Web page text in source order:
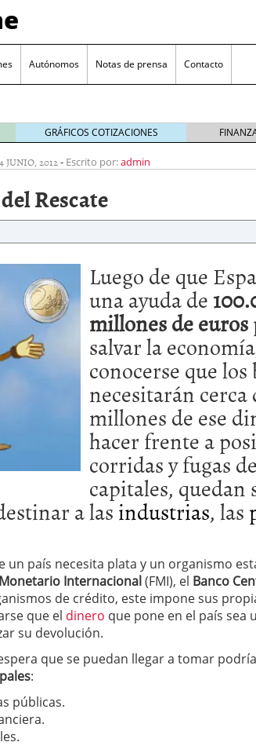
Autónomos Notas de prensa Contacto
una inversión rentable para las pymes que
tu negocio en un ecommerce exitoso junio 20,
de la Transformación Empresarial mayo
guía rápida para trasladar
2025
GRÁFICOS COTIZACIONES
JUNIO, 2012- Escrito por:admin
Rescate
Luego de que
una ayuda de
millones de euros
salvar la
conocerse que los
necesitarán cerca
millones de ese
hacer frente a
corridas y fugas de
capitales, quedan
a lasindustrias, las
un país necesita plata y un organismo
Internacional(FMI), el Banco
de crédito, este impone sus
que el dinero que pone en el país sea
su devolución.
que se puedan llegar a tomar
:
públicas.